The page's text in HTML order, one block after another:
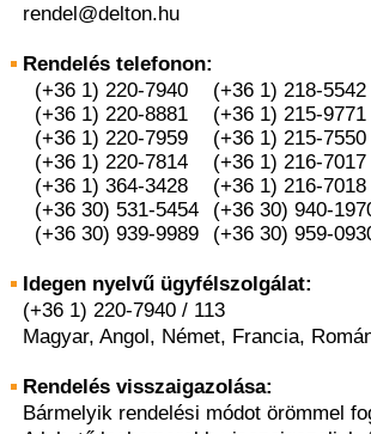
rendel@delton.hu
Rendelés telefonon:
(+36 1) 220-7940
(+36 1) 220-8881
(+36 1) 220-7959
(+36 1) 220-7814
(+36 1) 364-3428
(+36 30) 531-5454
(+36 30) 939-9989
(+36 1) 218-5542
(+36 1) 215-9771
(+36 1) 215-7550
(+36 1) 216-7017
(+36 1) 216-7018
(+36 30) 940-
(+36 30) 959-
Idegen nyelvű ügyfélszolgálat:
(+36 1) 220-7940 / 113
Magyar, Angol, Német, Francia,
Rendelés visszaigazolása:
Bármelyik rendelési módot örömmel